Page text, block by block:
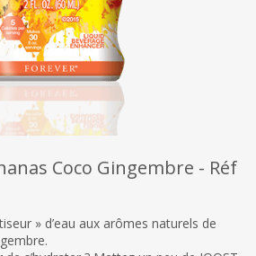
Coco Gingembre - Réf
» d’eau aux arômes naturels de